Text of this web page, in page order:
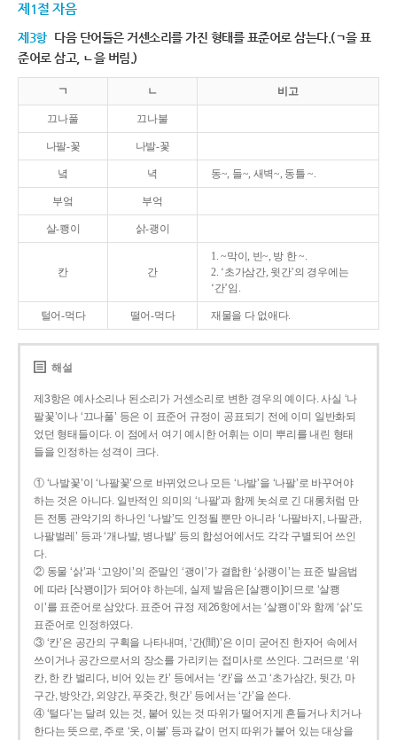
제1절 자음
제3항 다음 단어들은 거센소리를 가진 형태를 표준어로 삼는다.(ㄱ을 표
준어로 삼고, ㄴ을 버림.)
ㄱ ㄴ 비고
끄나풀 끄나불
나팔-꽃 나발-꽃
녘 녁 동~, 들~, 새벽~, 동틀 ~.
부엌 부억
살-쾡이 삵-괭이
칸 간
1. ~막이, 빈~, 방 한 ~.
2. ‘초가삼간, 윗간’의 경우에는
‘간’임.
털어-먹다 떨어-먹다 재물을 다 없애다.
해설
제3항은 예사소리나 된소리가 거센소리로 변한 경우의 예이다. 사실 ‘나
팔꽃’이나 ‘끄나풀’ 등은 이 표준어 규정이 공표되기 전에 이미 일반화되
었던 형태들이다. 이 점에서 여기 예시한 어휘는 이미 뿌리를 내린 형태
들을 인정하는 성격이 크다.
① ‘나발꽃’이 ‘나팔꽃’으로 바뀌었으나 모든 ‘나발’을 ‘나팔’로 바꾸어야
하는 것은 아니다. 일반적인 의미의 ‘나팔’과 함께 놋쇠로 긴 대롱처럼 만
든 전통 관악기의 하나인 ‘나발’도 인정될 뿐만 아니라 ‘나팔바지, 나팔관,
나팔벌레’ 등과 ‘개나발, 병나발’ 등의 합성어에서도 각각 구별되어 쓰인
다.
② 동물 ‘삵’과 ‘고양이’의 준말인 ‘괭이’가 결합한 ‘삵괭이’는 표준 발음법
에 따라 [삭꽹이]가 되어야 하는데, 실제 발음은 [살쾡이]이므로 ‘살쾡
이’를 표준어로 삼았다. 표준어 규정 제26항에서는 ‘살쾡이’와 함께 ‘삵’도
표준어로 인정하였다.
③ ‘칸’은 공간의 구획을 나타내며, ‘간(間)’은 이미 굳어진 한자어 속에서
쓰이거나 공간으로서의 장소를 가리키는 접미사로 쓰인다. 그러므로 ‘위
칸, 한 칸 벌리다, 비어 있는 칸’ 등에서는 ‘칸’을 쓰고 ‘초가삼간, 뒷간, 마
구간, 방앗간, 외양간, 푸줏간, 헛간’ 등에서는 ‘간’을 쓴다.
④ ‘털다’는 달려 있는 것, 붙어 있는 것 따위가 떨어지게 흔들거나 치거나
한다는 뜻으로, 주로 ‘옷, 이불’ 등과 같이 먼지 따위가 붙어 있는 대상을